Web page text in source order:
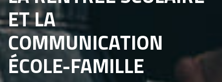
ET LA
COMMUNICATION
ÉCOLE-FAMILLE